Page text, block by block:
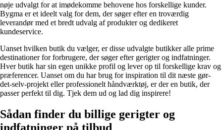
nøje udvalgt for at imødekomme behovene hos forskellige kunder.
Bygma er et ideelt valg for dem, der søger efter en troværdig
leverandør med et bredt udvalg af produkter og dedikeret
kundeservice.
Uanset hvilken butik du vælger, er disse udvalgte butikker alle prime
destinationer for forbrugere, der søger efter gerigter og indfatninger.
Hver butik har sin egen unikke profil og lever op til forskellige krav og
præferencer. Uanset om du har brug for inspiration til dit næste gør-
det-selv-projekt eller professionelt håndværktøj, er der en butik, der
passer perfekt til dig. Tjek dem ud og lad dig inspirere!
Sådan finder du billige gerigter og
indfatninger på tilbud